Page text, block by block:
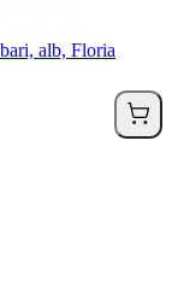
alb, Floria